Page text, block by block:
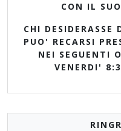
CON IL
CHI
PUO' RECARSI
NEI SEGUENTI
VENERDI'